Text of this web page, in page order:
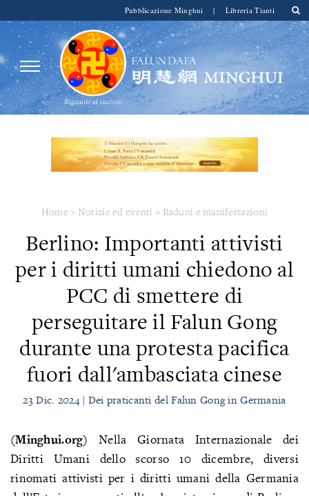
Pubblicazione Minghui | Libreria Tianti
Home > Notizie ed eventi > Raduni e manifestazioni
Berlino: Importanti attivisti
per i diritti umani chiedono al
PCC di smettere di
perseguitare il Falun Gong
durante una protesta pacifica
fuori dall'ambasciata cinese
23 Dic. 2024 | Dei praticanti del Falun Gong in Germania
(Minghui.org) Nella Giornata Internazionale dei
Diritti Umani dello scorso 10 dicembre, diversi
rinomati attivisti per i diritti umani della Germania